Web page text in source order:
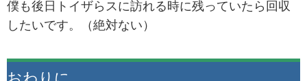
僕も後日トイザらスに訪れる時に残っていたら回収
したいです。（絶対ない）